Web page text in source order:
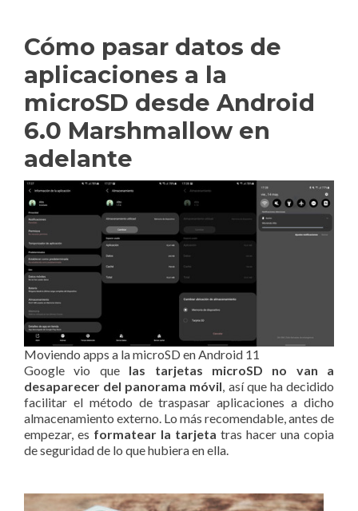
Cómo pasar datos de
aplicaciones a la
microSD desde Android
6.0 Marshmallow en
adelante
Moviendo apps a la microSD en Android 11
Google vio que las tarjetas microSD no van a
desaparecer del panorama móvil, así que ha decidido
facilitar el método de traspasar aplicaciones a dicho
almacenamiento externo. Lo más recomendable, antes de
empezar, es formatear la tarjeta tras hacer una copia
de seguridad de lo que hubiera en ella.